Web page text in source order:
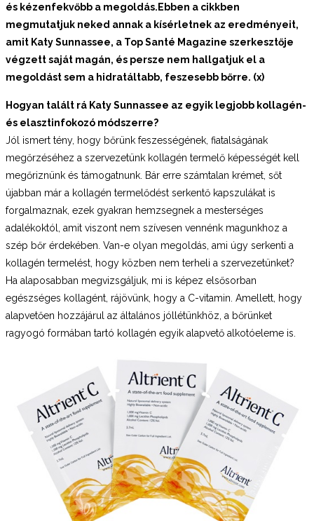
és kézenfekvőbb a megoldás.Ebben a cikkben
megmutatjuk neked annak a kísérletnek az eredményeit,
amit Katy Sunnassee, a Top Santé Magazine szerkesztője
végzett saját magán, és persze nem hallgatjuk el a
megoldást sem a hidratáltabb, feszesebb bőrre. (x)
Hogyan talált rá Katy Sunnassee az egyik legjobb kollagén-
és elasztinfokozó módszerre?
Jól ismert tény, hogy bőrünk feszességének, fiatalságának
megőrzéséhez a szervezetünk kollagén termelő képességét kell
megőriznünk és támogatnunk. Bár erre számtalan krémet, sőt
újabban már a kollagén termelődést serkentő kapszulákat is
forgalmaznak, ezek gyakran hemzsegnek a mesterséges
adalékoktól, amit viszont nem szívesen vennénk magunkhoz a
szép bőr érdekében. Van-e olyan megoldás, ami úgy serkenti a
kollagén termelést, hogy közben nem terheli a szervezetünket?
Ha alaposabban megvizsgáljuk, mi is képez elsősorban
egészséges kollagént, rájövünk, hogy a C-vitamin. Amellett, hogy
alapvetően hozzájárul az általános jóllétünkhöz, a bőrünket
ragyogó formában tartó kollagén egyik alapvető alkotóeleme is.